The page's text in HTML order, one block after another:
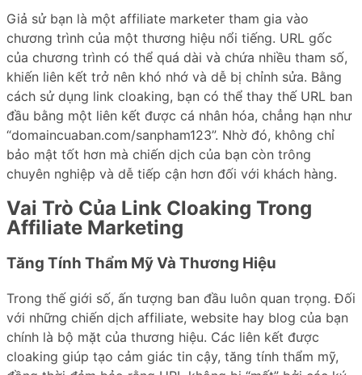
Giả sử bạn là một affiliate marketer tham gia vào
chương trình của một thương hiệu nổi tiếng. URL gốc
của chương trình có thể quá dài và chứa nhiều tham số,
khiến liên kết trở nên khó nhớ và dễ bị chỉnh sửa. Bằng
cách sử dụng link cloaking, bạn có thể thay thế URL ban
đầu bằng một liên kết được cá nhân hóa, chẳng hạn như
“domaincuaban.com/sanpham123”. Nhờ đó, không chỉ
bảo mật tốt hơn mà chiến dịch của bạn còn trông
chuyên nghiệp và dễ tiếp cận hơn đối với khách hàng.
Vai Trò Của Link Cloaking Trong
Affiliate Marketing
Tăng Tính Thẩm Mỹ Và Thương Hiệu
Trong thế giới số, ấn tượng ban đầu luôn quan trọng. Đối
với những chiến dịch affiliate, website hay blog của bạn
chính là bộ mặt của thương hiệu. Các liên kết được
cloaking giúp tạo cảm giác tin cậy, tăng tính thẩm mỹ,